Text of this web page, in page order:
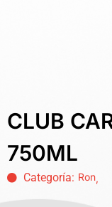
CLUB
750ML
Categoría: Ron,